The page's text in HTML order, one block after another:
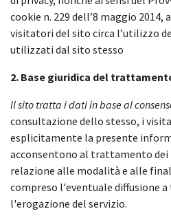
cookie n. 229 dell’8 maggio
visitatori del sito circa l’utilizzo
utilizzati dal sito stesso
2. Base giuridica del
Il sito tratta i dati in base al
consultazione dello stesso, i
esplicitamente la presente
acconsentono al trattamento
relazione alle modalità e alle
compreso l'eventuale diffusione a
l'erogazione del servizio.